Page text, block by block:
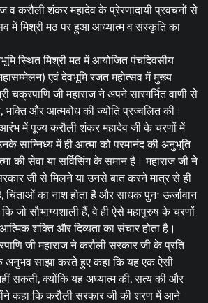
व करौली शंकर महादेव के प्रेरणादायी प्रवचनों से
में मिश्री मठ पर हुआ आध्यात्म व संस्कृति का
स्थित मिश्री मठ में आयोजित पंचदिवसीय
एवं देवभूमि रजत महोत्सव में मुख्य
चक्रपाणि जी महाराज ने अपने सारगर्भित वाणी से
भक्ति और आत्मबोध की ज्योति प्रज्वलित की।
में पूज्य करौली शंकर महादेव जी के चरणों में
सान्निध्य में ही आत्मा को परमानंद की अनुभूति
की सेवा या सर्विसिंग के समान है। महाराज जी ने
जी से मिलने या उनसे बात करने मात्र से ही
चिंताओं का नाश होता है और साधक पुनः ऊर्जावान
जो सौभाग्यशाली हैं, वे ही ऐसे महापुरुष के चरणों
शक्ति और दिव्यता का संचार होता है।
जी महाराज ने करौली सरकार जी के प्रति
साझा करते हुए कहा कि यह एक ऐसी
सकती, क्योंकि यह अध्यात्म की, सत्य की और
कहा कि करौली सरकार जी की शरण में आने